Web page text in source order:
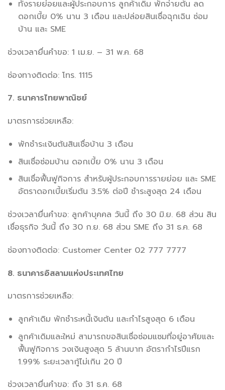
ทั้งรายย่อยและผู้ประกอบการ ลูกค้าเดิม พักจ่ายต้น ลด
ดอกเบี้ย 0% นาน 3 เดือน และปล่อยสินเชื่อฉุกเฉิน ซ่อม
บ้าน และ SME
ช่วงเวลายื่นคำขอ: 1 เม.ย. – 31 พ.ค. 68
ช่องทางติดต่อ: โทร. 1115
7. ธนาคารไทยพาณิชย์
มาตรการช่วยเหลือ:
พักชำระเงินต้นสินเชื่อบ้าน 3 เดือน
สินเชื่อซ่อมบ้าน ดอกเบี้ย 0% นาน 3 เดือน
สินเชื่อฟื้นฟูกิจการ สำหรับผู้ประกอบการรายย่อย และ SME
อัตราดอกเบี้ยเริ่มต้น 3.5% ต่อปี ชำระสูงสุด 24 เดือน
ช่วงเวลายื่นคำขอ: ลูกค้าบุคคล วันนี้ ถึง 30 มิ.ย. 68 ส่วน สิน
เชื่อธุรกิจ วันนี้ ถึง 30 ก.ย. 68 ส่วน SME ถึง 31 ธ.ค. 68
ช่องทางติดต่อ: Customer Center 02 777 7777
8. ธนาคารอิสลามแห่งประเทศไทย
มาตรการช่วยเหลือ:
ลูกค้าเดิม พักชำระหนี้เงินต้น และกำไรสูงสุด 6 เดือน
ลูกค้าเดิมและใหม่ สามารถขอสินเชื่อซ่อมแซมที่อยู่อาศัยและ
ฟื้นฟูกิจการ วงเงินสูงสุด 5 ล้านบาท อัตรากำไรปีแรก
1.99% ระยะเวลากู้ไม่เกิน 20 ปี
ช่วงเวลายื่นคำขอ: ถึง 31 ธ.ค. 68